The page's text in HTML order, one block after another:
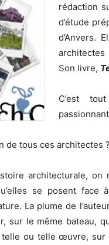
rédaction
d’étude
d’Anvers.
Son livre,
C’est
de tous ces architectes
architecturale, on
se posent face
La plume de
sur le même bateau,
ou telle œuvre,